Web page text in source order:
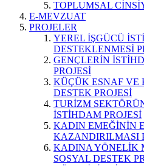
TOPLUMSAL
E-MEVZUAT
PROJELER
YEREL İŞGÜCÜ
DESTEKLENMESİ
GENÇLERİN
PROJESİ
KÜÇÜK ESNAF VE
DESTEK PROJESİ
TURİZM
İSTİHDAM PROJESİ
KADIN EMEĞİNİN
KAZANDIRILMASI
KADINA YÖNELİK
SOSYAL DESTEK